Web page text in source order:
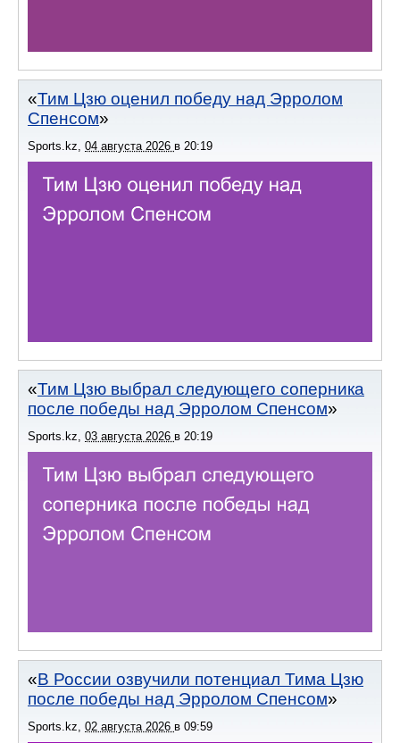
Тим Цзю оценил победу над Эрролом
Спенсом
Sports.kz, 04 августа 2026 в 20:19
Тим Цзю выбрал следующего соперника
после победы над Эрролом Спенсом
Sports.kz, 03 августа 2026 в 20:19
В России озвучили потенциал Тима Цзю
после победы над Эрролом Спенсом
Sports.kz 02 августа 2026 в 09:59